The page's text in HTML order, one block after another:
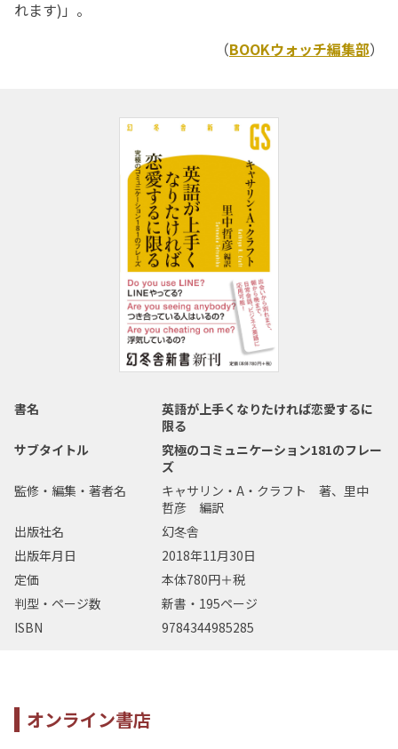
れます)」。
（BOOKウォッチ編集部）
書名
英語が上手くなりたければ恋愛するに
限る
サブタイトル
究極のコミュニケーション181のフレー
ズ
監修・編集・著者名
キャサリン・A・クラフト 著、里中
哲彦 編訳
出版社名
幻冬舎
出版年月日
2018年11月30日
定価
本体780円＋税
判型・ページ数
新書・195ページ
ISBN
9784344985285
オンライン書店